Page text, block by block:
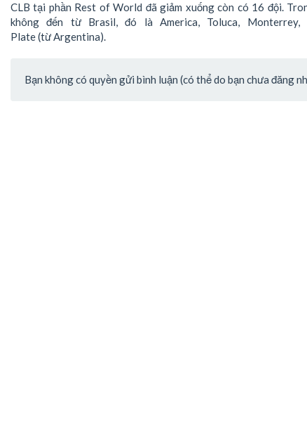
CLB tại phần Rest of World đã giảm xuống còn có 16 đội.
không đến từ Brasil, đó là America, Toluca,
Plate (từ Argentina).
Bạn không có quyền gửi bình luận (có thể do bạn chưa đăng